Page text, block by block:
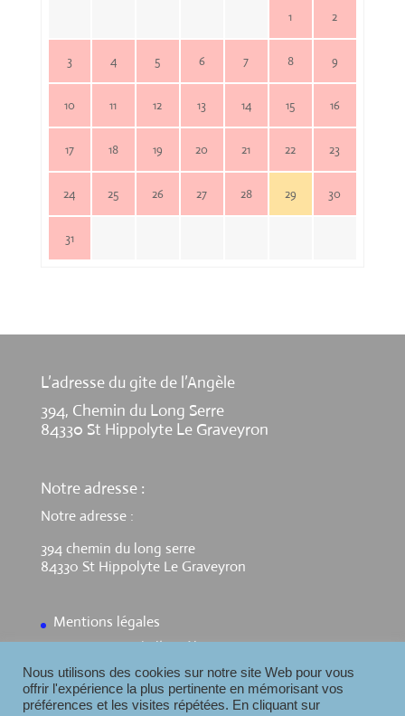
1 2
3 4 5 6 7 8 9
10 11 12 13 14 15 16
17 18 19 20 21 22 23
24 25 26 27 28 29 30
31
L’adresse du gite de l’Angèle
394, Chemin du Long Serre
84330 St Hippolyte Le Graveyron
Notre adresse :
Notre adresse :
394 chemin du long serre
84330 St Hippolyte Le Graveyron
Mentions légales
Contact Gite de l’Angèle
Nous utilisons des cookies sur notre site Web pour vous
offrir l'expérience la plus pertinente en mémorisant vos
préférences et les visites répétées. En cliquant sur